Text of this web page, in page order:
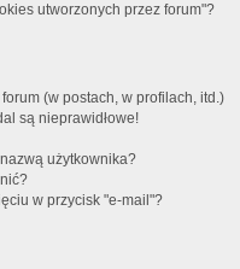
utworzonych przez forum"?
(w postach, w profilach, itd.)
są nieprawidłowe!
użytkownika?
w przycisk "e-mail"?